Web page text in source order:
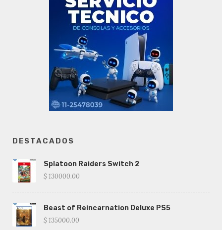
DESTACADOS
Splatoon Raiders Switch 2
$ 130000.00
Beast of Reincarnation Deluxe PS5
$ 135000.00